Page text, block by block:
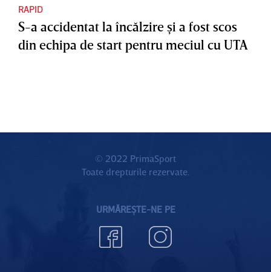
RAPID
S-a accidentat la încălzire şi a fost scos
din echipa de start pentru meciul cu UTA
© 2022 PrimaSport
Toate drepturile rezervate.
URMĂREȘTE-NE PE